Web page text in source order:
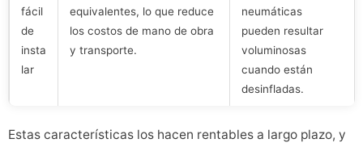
fácil
de
insta
lar
equivalentes, lo que reduce
los costos de mano de obra
y transporte.
neumáticas
pueden resultar
voluminosas
cuando están
desinfladas.
Estas características los hacen rentables a largo plazo, y